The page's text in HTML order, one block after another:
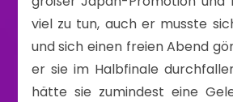
viel zu tun, auch er musste
und sich einen freien Abend
er sie im Halbfinale
hätte sie zumindest eine